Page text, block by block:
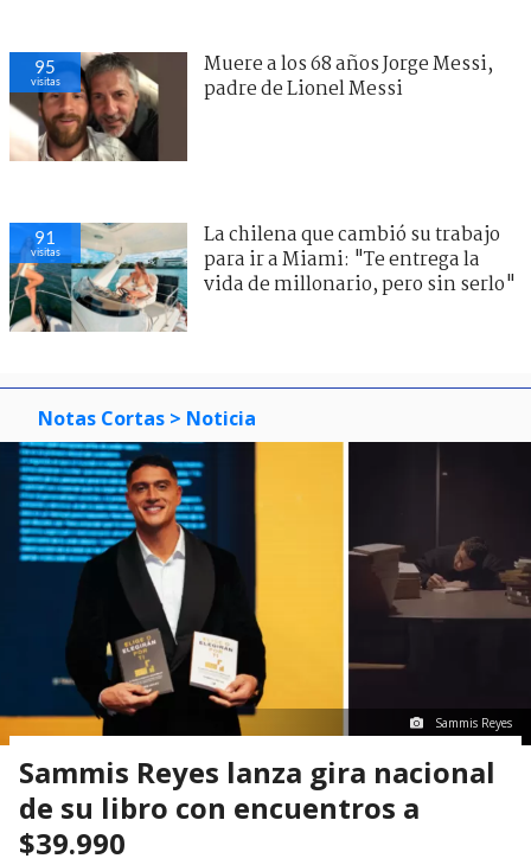
95
visitas
Muere a los 68 años Jorge Messi,
padre de Lionel Messi
91
visitas
La chilena que cambió su trabajo
para ir a Miami: "Te entrega la
vida de millonario, pero sin serlo"
Notas Cortas > Noticia
Sammis Reyes
Sammis Reyes lanza gira nacional
de su libro con encuentros a
$39.990